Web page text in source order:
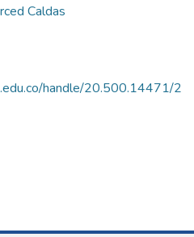
Caldas
handle/20.500.14471/2